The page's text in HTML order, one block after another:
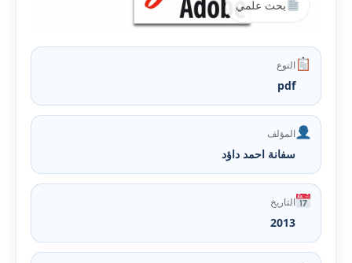
بحث علمي
النوع
pdf
المؤلف
سفانة احمد داؤد
التاريخ
2013